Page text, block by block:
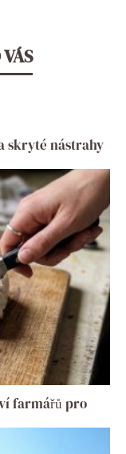
skryté nástrahy
farmářů pro